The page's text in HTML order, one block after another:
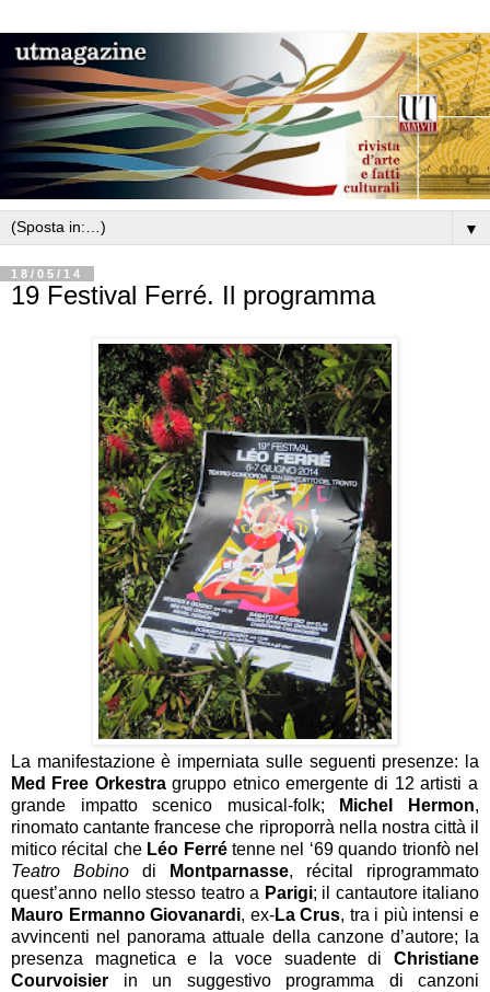
▼
18/05/14
19 Festival Ferré. Il programma
La manifestazione è imperniata sulle seguenti presenze: la
Med Free Orkestragruppo etnico emergente di 12 artisti a
grande impatto scenico musical-folk;
Michel Hermon,
rinomato cantante francese che riproporrà nella nostra città il
mitico récital che Léo Ferrétenne nel ‘69 quando trionfò nel
Teatro Bobino di Montparnasse, récital riprogrammato
quest’anno nello stesso teatro a Parigi; il cantautore italiano
Mauro Ermanno Giovanardi, ex-La Crus, tra i più intensi e
avvincenti nel panorama attuale della canzone d’autore; la
presenza magnetica e la voce suadente di Christiane
Courvoisier in un suggestivo programma di canzoni